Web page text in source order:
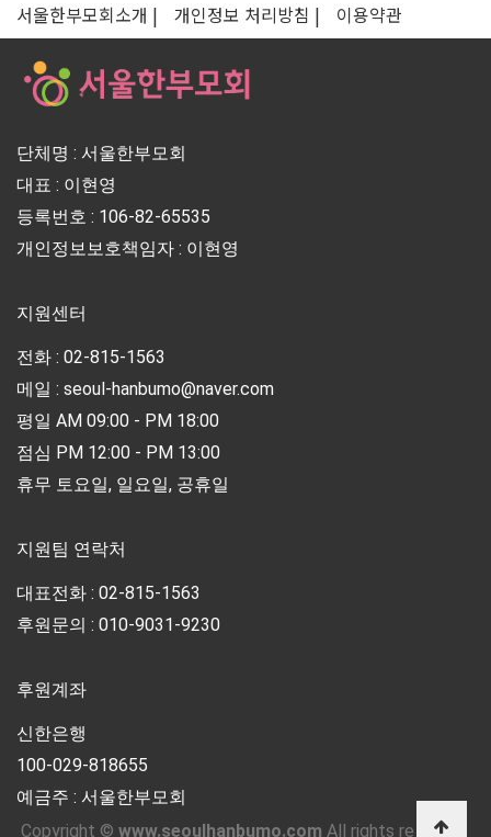
서울한부모회소개 | 개인정보 처리방침 | 이용약관
단체명 : 서울한부모회
대표 : 이현영
등록번호 : 106-82-65535
개인정보보호책임자 : 이현영
지원센터
전화 : 02-815-1563
메일 : seoul-hanbumo@naver.com
평일 AM 09:00 - PM 18:00
점심 PM 12:00 - PM 13:00
휴무 토요일, 일요일, 공휴일
지원팀 연락처
대표전화 : 02-815-1563
후원문의 : 010-9031-9230
후원계좌
신한은행
100-029-818655
예금주 : 서울한부모회
Copyright © www.seoulhanbumo.com All rights reserved.